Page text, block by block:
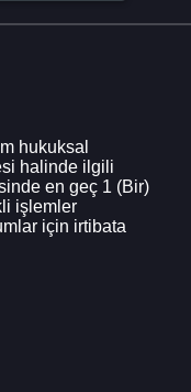
hukuksal
halinde ilgili
en geç 1 (Bir)
işlemler
için irtibata